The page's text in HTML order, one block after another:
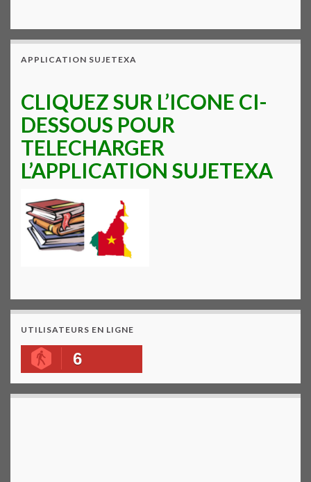
APPLICATION SUJETEXA
CLIQUEZ SUR L’ICONE CI-
DESSOUS POUR
TELECHARGER
L’APPLICATION SUJETEXA
UTILISATEURS EN LIGNE
6